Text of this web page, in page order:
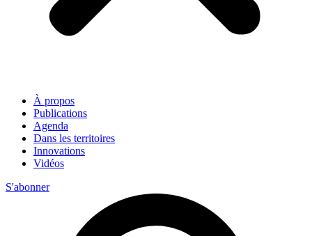
À propos
Publications
Agenda
Dans les territoires
Innovations
Vidéos
S'abonner